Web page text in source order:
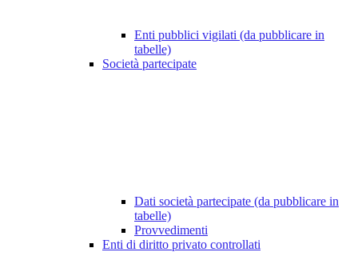
Enti pubblici vigilati (da pubblicare in
tabelle)
Società partecipate
Dati società partecipate (da pubblicare in
tabelle)
Provvedimenti
Enti di diritto privato controllati